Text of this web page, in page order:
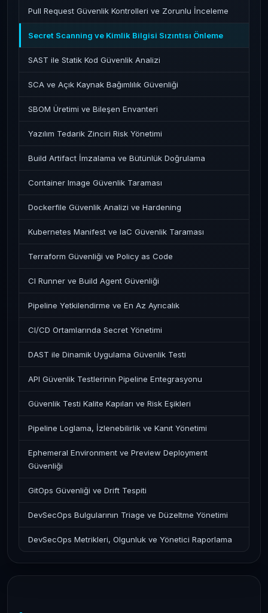
Pull Request Güvenlik Kontrolleri ve Zorunlu İnceleme
Secret Scanning ve Kimlik Bilgisi Sızıntısı Önleme
SAST ile Statik Kod Güvenlik Analizi
SCA ve Açık Kaynak Bağımlılık Güvenliği
SBOM Üretimi ve Bileşen Envanteri
Yazılım Tedarik Zinciri Risk Yönetimi
Build Artifact İmzalama ve Bütünlük Doğrulama
Container Image Güvenlik Taraması
Dockerfile Güvenlik Analizi ve Hardening
Kubernetes Manifest ve IaC Güvenlik Taraması
Terraform Güvenliği ve Policy as Code
CI Runner ve Build Agent Güvenliği
Pipeline Yetkilendirme ve En Az Ayrıcalık
CI/CD Ortamlarında Secret Yönetimi
DAST ile Dinamik Uygulama Güvenlik Testi
API Güvenlik Testlerinin Pipeline Entegrasyonu
Güvenlik Testi Kalite Kapıları ve Risk Eşikleri
Pipeline Loglama, İzlenebilirlik ve Kanıt Yönetimi
Ephemeral Environment ve Preview Deployment
Güvenliği
GitOps Güvenliği ve Drift Tespiti
DevSecOps Bulgularının Triage ve Düzeltme Yönetimi
DevSecOps Metrikleri, Olgunluk ve Yönetici Raporlama